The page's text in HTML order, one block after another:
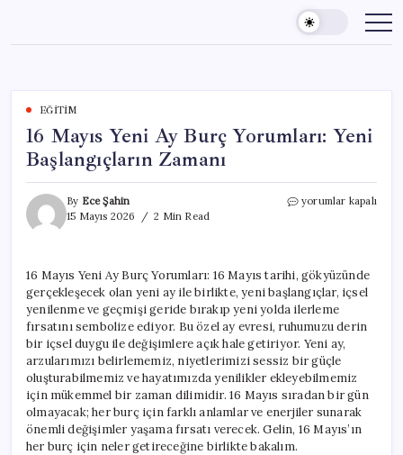
content
EĞITIM
16 Mayıs Yeni Ay Burç Yorumları: Yeni
Başlangıçların Zamanı
By Ece Şahin
15 Mayıs 2026
2 Min Read
16
Yorumları:
Yeni
Başlangıçların
Zamanı
için
yorumlar kapalı
16 Mayıs Yeni Ay Burç Yorumları: 16 Mayıs tarihi, gökyüzünde
gerçekleşecek olan yeni ay ile birlikte, yeni başlangıçlar, içsel
yenilenme ve geçmişi geride bırakıp yeni yolda ilerleme
fırsatını sembolize ediyor. Bu özel ay evresi, ruhumuzu derin
bir içsel duygu ile değişimlere açık hale getiriyor. Yeni ay,
arzularımızı belirlememiz, niyetlerimizi sessiz bir güçle
oluşturabilmemiz ve hayatımızda yenilikler ekleyebilmemiz
için mükemmel bir zaman dilimidir. 16 Mayıs sıradan bir gün
olmayacak; her burç için farklı anlamlar ve enerjiler sunarak
önemli değişimler yaşama fırsatı verecek. Gelin, 16 Mayıs’ın
her burç için neler getireceğine birlikte bakalım.